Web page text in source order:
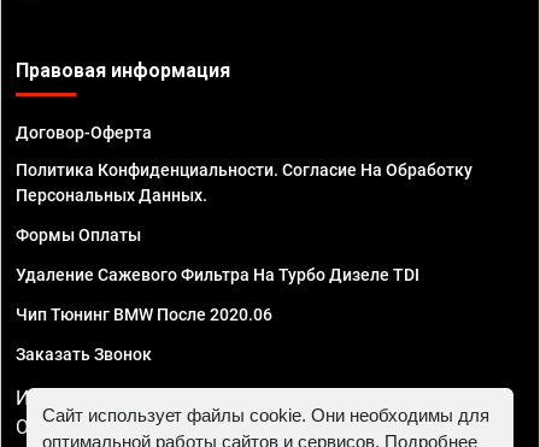
Правовая информация
Договор-Оферта
Политика Конфиденциальности. Согласие На Обработку
Персональных Данных.
Формы Оплаты
Удаление Сажевого Фильтра На Турбо Дизеле TDI
Чип Тюнинг BMW После 2020.06
Заказать Звонок
ИП Смирнов Георгий Павлович. ИНН 781302555843,
ОГРНИП 324470400032610
Сайт использует файлы cookie. Они необходимы для
оптимальной работы сайтов и сервисов. Подробнее